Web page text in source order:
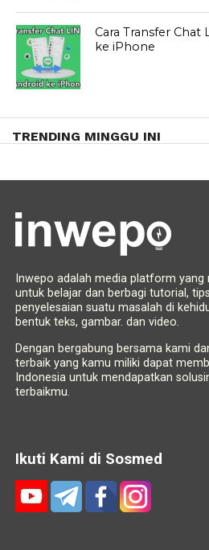
Cara Transfer Chat
ke iPhone
TRENDING MINGGU INI
Inwepo adalah media platform
untuk belajar dan berbagi tutorial,
penyelesaian suatu masalah di
bentuk teks, gambar. dan video.
Dengan bergabung bersama kami
terbaik yang kamu miliki dapat
Indonesia untuk mendapatkan
terbaikmu.
Ikuti Kami di Sosmed